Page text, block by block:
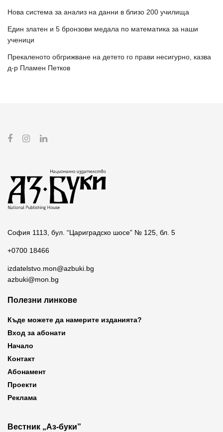
Нова система за анализ на данни в близо 200 училища
Един златен и 5 бронзови медала по математика за наши
ученици
Прекаленото обгрижване на детето го прави несигурно, казва
д-р Пламен Петков
София 1113, бул. “Цариградско шосе” № 125, бл. 5
+0700 18466
izdatelstvo.mon@azbuki.bg
azbuki@mon.bg
Полезни линкове
Къде можете да намерите изданията?
Вход за абонати
Начало
Контакт
Абонамент
Проекти
Реклама
Вестник „Аз-буки”